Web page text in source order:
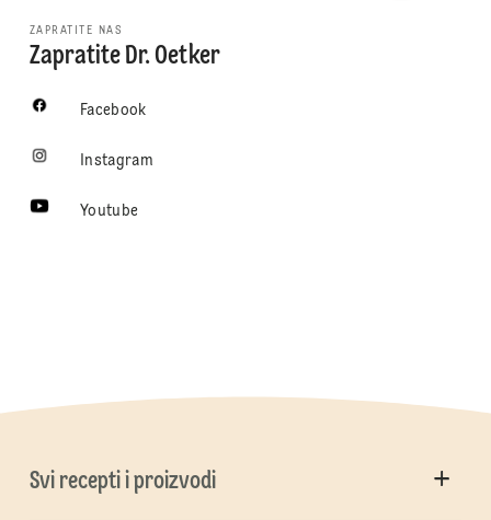
ZAPRATITE NAS
Zapratite Dr. Oetker
Facebook
Instagram
Youtube
Svi recepti i proizvodi